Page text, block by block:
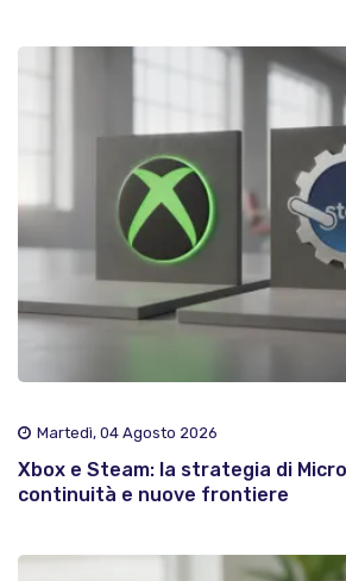
Martedì, 04 Agosto 2026
Xbox e Steam: la strategia di
continuità e nuove frontiere